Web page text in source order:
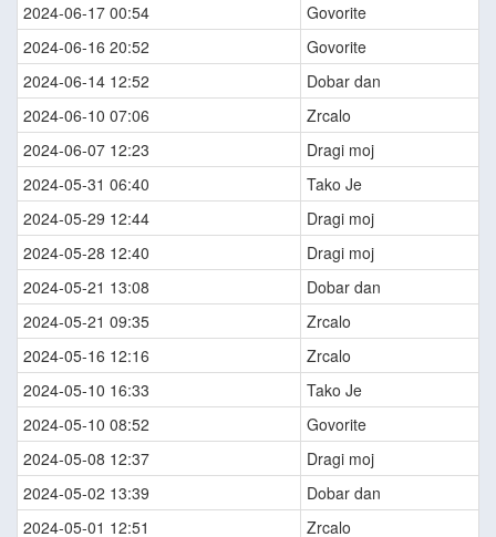
2024-06-17 00:54
Govorite
2024-06-16 20:52
Govorite
2024-06-14 12:52
Dobar dan
2024-06-10 07:06
Zrcalo
2024-06-07 12:23
Dragi moj
2024-05-31 06:40
Tako Je
2024-05-29 12:44
Dragi moj
2024-05-28 12:40
Dragi moj
2024-05-21 13:08
Dobar dan
2024-05-21 09:35
Zrcalo
2024-05-16 12:16
Zrcalo
2024-05-10 16:33
Tako Je
2024-05-10 08:52
Govorite
2024-05-08 12:37
Dragi moj
2024-05-02 13:39
Dobar dan
2024-05-01 12:51
Zrcalo